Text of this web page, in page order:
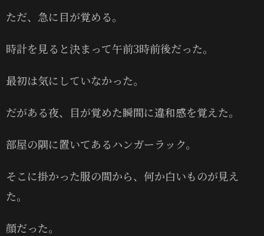
ただ、急に目が覚める。
時計を見ると決まって午前3時前後だった。
最初は気にしていなかった。
だがある夜、目が覚めた瞬間に違和感を覚えた。
部屋の隅に置いてあるハンガーラック。
そこに掛かった服の間から、何か白いものが見え
た。
顔だった。